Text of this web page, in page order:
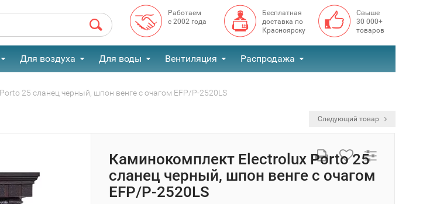
Работаем
с 2002 года
Бесплатная
доставка по
Красноярску
Свыше
30 000+
товаров
Для воздуха Для воды Вентиляция Распродажа
25 сланец черный, шпон венге с очагом EFP/P-2520LS
Следующий товар
Каминокомплект Electrolux Porto 25
сланец черный, шпон венге с очагом
EFP/P-2520LS